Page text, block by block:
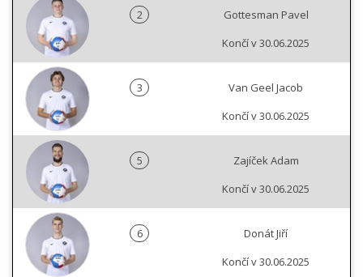
2
Gottesman Pavel
Končí v 30.06.2025
3
Van Geel Jacob
Končí v 30.06.2025
5
Zajíček Adam
Končí v 30.06.2025
6
Donát Jiří
Končí v 30.06.2025